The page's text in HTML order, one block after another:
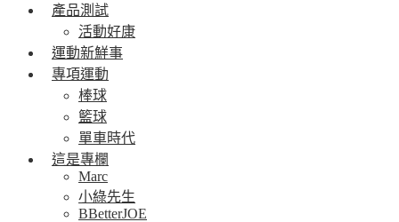
產品測試
活動好康
運動新鮮事
專項運動
棒球
籃球
單車時代
這是專欄
Marc
小綠先生
BBetterJOE